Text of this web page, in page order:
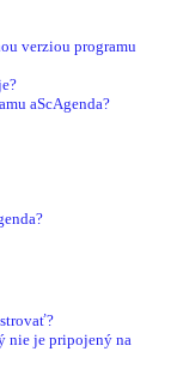
verziou programu
aScAgenda?
nie je pripojený na